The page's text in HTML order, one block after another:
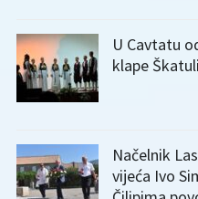
U Cavtatu
klape
Načelnik
vijeća Ivo